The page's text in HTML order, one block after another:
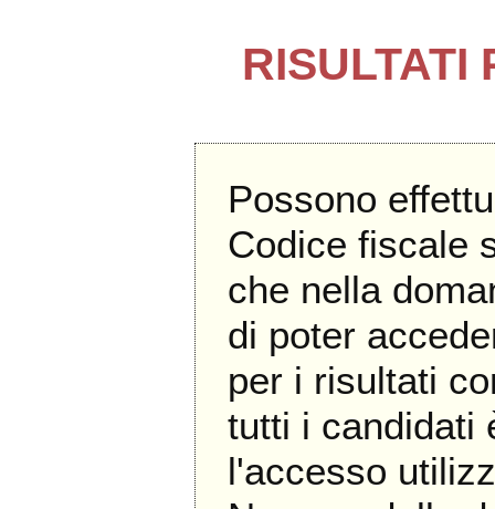
RISULTATI
Possono
Codice fiscale
che nella
di poter
per i risultati
tutti i candidati
l'accesso